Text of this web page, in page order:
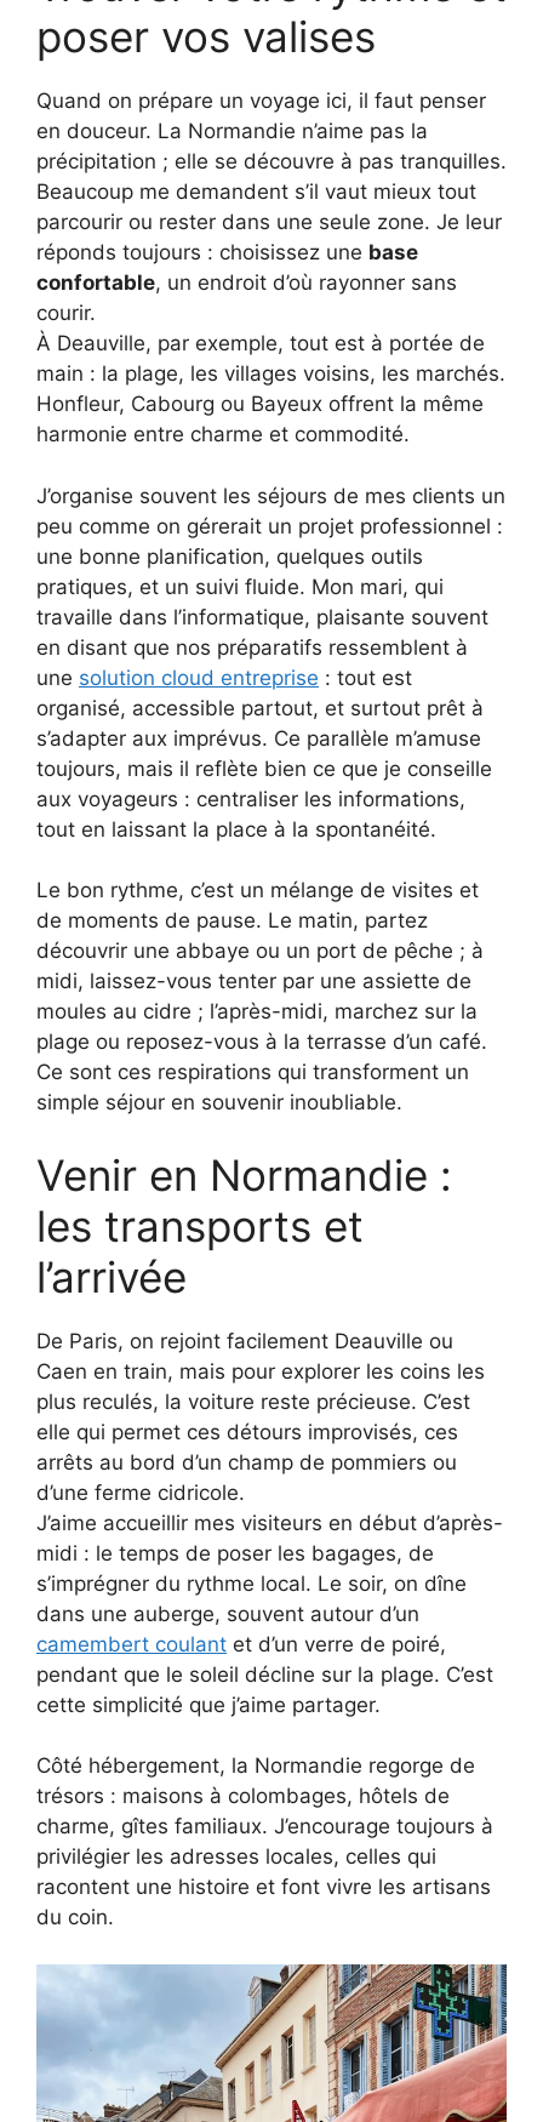
poser vos valises
Quand on prépare un voyage ici, il faut penser
en douceur. La Normandie n’aime pas la
précipitation ; elle se découvre à pas tranquilles.
Beaucoup me demandent s’il vaut mieux tout
parcourir ou rester dans une seule zone. Je leur
réponds toujours : choisissez une base
confortable, un endroit d’où rayonner sans
courir.
À Deauville, par exemple, tout est à portée de
main : la plage, les villages voisins, les marchés.
Honfleur, Cabourg ou Bayeux offrent la même
harmonie entre charme et commodité.
J’organise souvent les séjours de mes clients un
peu comme on gérerait un projet professionnel :
une bonne planification, quelques outils
pratiques, et un suivi fluide. Mon mari, qui
travaille dans l’informatique, plaisante souvent
en disant que nos préparatifs ressemblent à
une solution cloud entreprise : tout est
organisé, accessible partout, et surtout prêt à
s’adapter aux imprévus. Ce parallèle m’amuse
toujours, mais il reflète bien ce que je conseille
aux voyageurs : centraliser les informations,
tout en laissant la place à la spontanéité.
Le bon rythme, c’est un mélange de visites et
de moments de pause. Le matin, partez
découvrir une abbaye ou un port de pêche ; à
midi, laissez-vous tenter par une assiette de
moules au cidre ; l’après-midi, marchez sur la
plage ou reposez-vous à la terrasse d’un café.
Ce sont ces respirations qui transforment un
simple séjour en souvenir inoubliable.
Venir en Normandie :
les transports et
l’arrivée
De Paris, on rejoint facilement Deauville ou
Caen en train, mais pour explorer les coins les
plus reculés, la voiture reste précieuse. C’est
elle qui permet ces détours improvisés, ces
arrêts au bord d’un champ de pommiers ou
d’une ferme cidricole.
J’aime accueillir mes visiteurs en début d’après-
midi : le temps de poser les bagages, de
s’imprégner du rythme local. Le soir, on dîne
dans une auberge, souvent autour d’un
camembert coulant et d’un verre de poiré,
pendant que le soleil décline sur la plage. C’est
cette simplicité que j’aime partager.
Côté hébergement, la Normandie regorge de
trésors : maisons à colombages, hôtels de
charme, gîtes familiaux. J’encourage toujours à
privilégier les adresses locales, celles qui
racontent une histoire et font vivre les artisans
du coin.